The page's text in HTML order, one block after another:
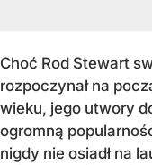
Choć Rod Stewart
rozpoczynał na
wieku, jego utwory
ogromną
nigdy nie osiadł na